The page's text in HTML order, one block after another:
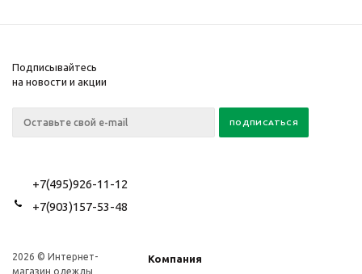
Подписывайтесь
на новости и акции
+7(495)926-11-12
+7(903)157-53-48
2026 © Интернет-
магазин одежды
Компания